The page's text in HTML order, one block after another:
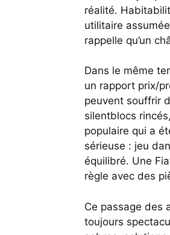
réalité.
utilitaire
rappelle qu’un
Dans le même
un rapport prix/
peuvent souffrir
silentblocs
populaire qui a
sérieuse : jeu
équilibré. Une
règle avec des
Ce passage des
toujours